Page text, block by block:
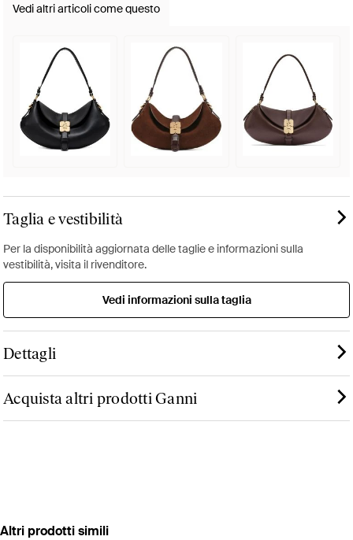
Vedi altri articoli come questo
Taglia e vestibilità
Per la disponibilità aggiornata delle taglie e informazioni sulla
vestibilità, visita il rivenditore.
Vedi informazioni sulla taglia
Dettagli
Acquista altri prodotti Ganni
Altri prodotti simili